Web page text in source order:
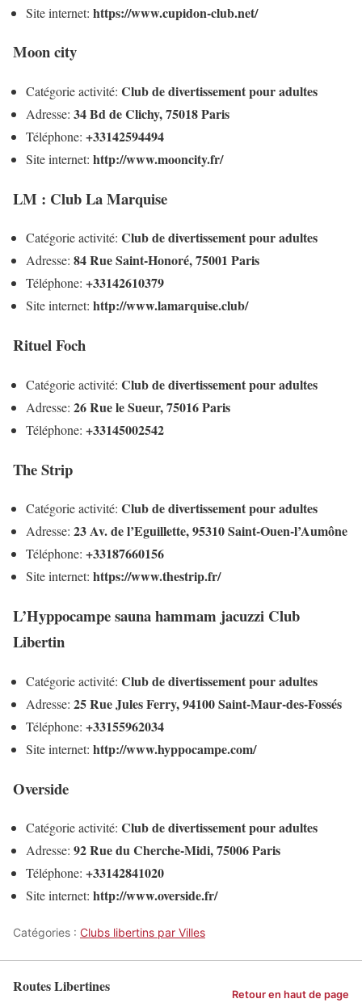
Site internet: https://www.cupidon-club.net/
Moon city
Catégorie activité: Club de divertissement pour adultes
Adresse: 34 Bd de Clichy, 75018 Paris
Téléphone: +33142594494
Site internet: http://www.mooncity.fr/
LM : Club La Marquise
Catégorie activité: Club de divertissement pour adultes
Adresse: 84 Rue Saint-Honoré, 75001 Paris
Téléphone: +33142610379
Site internet: http://www.lamarquise.club/
Rituel Foch
Catégorie activité: Club de divertissement pour adultes
Adresse: 26 Rue le Sueur, 75016 Paris
Téléphone: +33145002542
The Strip
Catégorie activité: Club de divertissement pour adultes
Adresse: 23 Av. de l’Eguillette, 95310 Saint-Ouen-l’Aumône
Téléphone: +33187660156
Site internet: https://www.thestrip.fr/
L’Hyppocampe sauna hammam jacuzzi Club
Libertin
Catégorie activité: Club de divertissement pour adultes
Adresse: 25 Rue Jules Ferry, 94100 Saint-Maur-des-Fossés
Téléphone: +33155962034
Site internet: http://www.hyppocampe.com/
Overside
Catégorie activité: Club de divertissement pour adultes
Adresse: 92 Rue du Cherche-Midi, 75006 Paris
Téléphone: +33142841020
Site internet: http://www.overside.fr/
Catégories : Clubs libertins par Villes
Routes Libertines Retour en haut de page